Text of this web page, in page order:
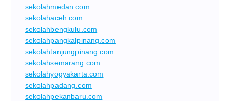
sekolahmedan.com
sekolahaceh.com
sekolahbengkulu.com
sekolahpangkalpinang.com
sekolahtanjungpinang.com
sekolahsemarang.com
sekolahyogyakarta.com
sekolahpadang.com
sekolahpekanbaru.com